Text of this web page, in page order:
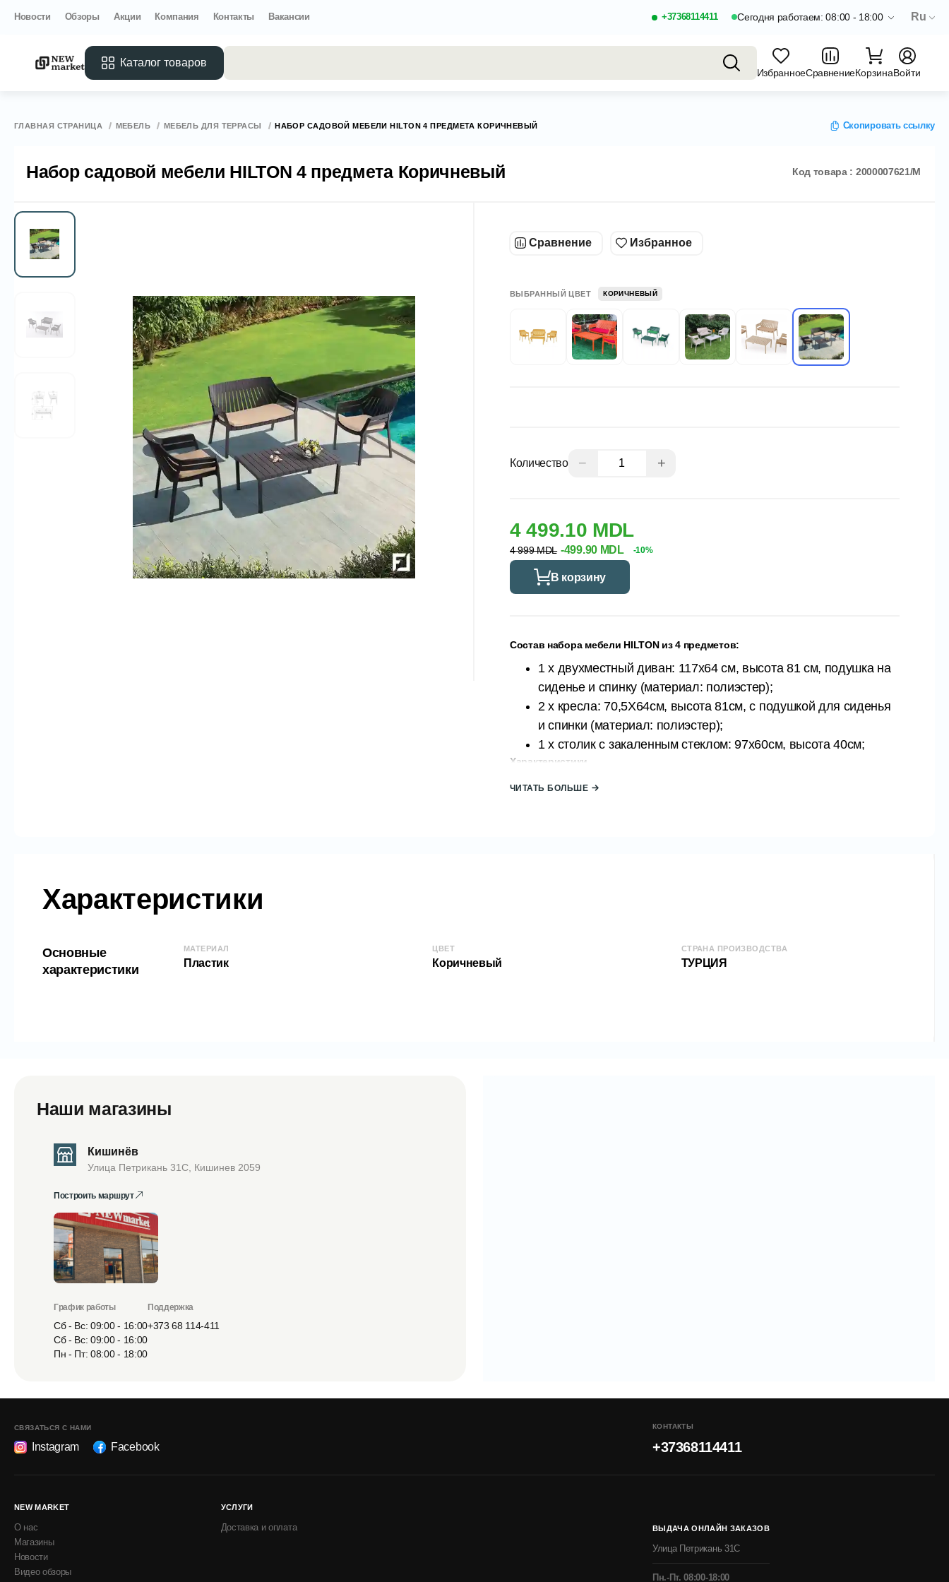
Новости Обзоры Акции Компания Контакты Вакансии +37368114411 Сегодня работаем: 08:00 - 18:00 Ru
Каталог товаров
ИзбранноеСравнениеКорзинаВойти
ГЛАВНАЯ СТРАНИЦА МЕБЕЛЬ МЕБЕЛЬ ДЛЯ ТЕРРАСЫ НАБОР САДОВОЙ МЕБЕЛИ HILTON 4 ПРЕДМЕТА КОРИЧНЕВЫЙ Скопировать ссылку
Набор садовой мебели HILTON 4 предмета Коричневый Код товара : 2000007621/M
Сравнение Избранное
ВЫБРАННЫЙ ЦВЕТ КОРИЧНЕВЫЙ
Количество − +
4 499.10 MDL
4 999 MDL -499.90 MDL -10%
В корзину
Состав набора мебели HILTON из 4 предметов:
1 x двухместный диван: 117х64 см, высота 81 см, подушка на
сиденье и спинку (материал: полиэстер);
2 x кресла: 70,5X64см, высота 81см, с подушкой для сиденья
и спинки (материал: полиэстер);
1 x столик с закаленным стеклом: 97х60см, высота 40см;
Характеристики
Материал: пластик;
Комплект разработан таким образом, чтобы его можно было
ЧИТАТЬ БОЛЬШЕ
Характеристики
Основные
характеристики
МАТЕРИАЛ
Пластик
ЦВЕТ
Коричневый
СТРАНА ПРОИЗВОДСТВА
ТУРЦИЯ
Наши магазины
Кишинёв
Улица Петрикань 31С, Кишинев 2059
Построить маршрут
График работы
Сб - Вс: 09:00 - 16:00
Сб - Вс: 09:00 - 16:00
Пн - Пт: 08:00 - 18:00
Поддержка
+373 68 114-411
СВЯЗАТЬСЯ С НАМИ
Instagram Facebook
КОНТАКТЫ
+37368114411
NEW MARKET
О нас
Магазины
Новости
Видео обзоры
УСЛУГИ
Доставка и оплата ВЫДАЧА ОНЛАЙН ЗАКАЗОВ
Улица Петрикань 31С
Пн.-Пт. 08:00-18:00